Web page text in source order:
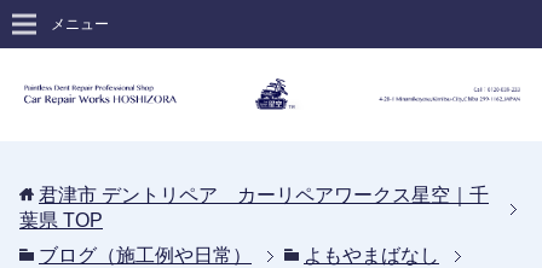
メニュー
君津市 デントリペア カーリペアワークス星空｜千
葉県 TOP
ブログ（施工例や日常）
よもやまばなし